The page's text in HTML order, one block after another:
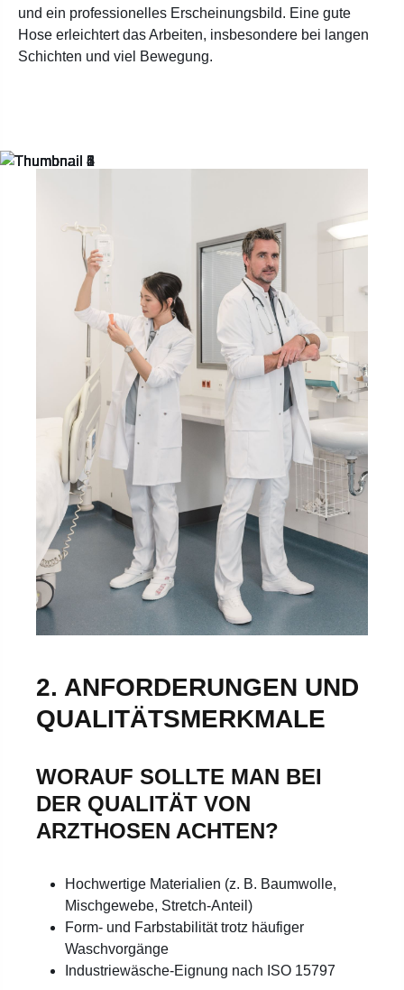
und ein professionelles Erscheinungsbild. Eine gute
Hose erleichtert das Arbeiten, insbesondere bei langen
Schichten und viel Bewegung.
2. ANFORDERUNGEN UND
QUALITÄTSMERKMALE
WORAUF SOLLTE MAN BEI
DER QUALITÄT VON
ARZTHOSEN ACHTEN?
Hochwertige Materialien (z. B. Baumwolle,
Mischgewebe, Stretch-Anteil)
Form- und Farbstabilität trotz häufiger
Waschvorgänge
Industriewäsche-Eignung nach ISO 15797